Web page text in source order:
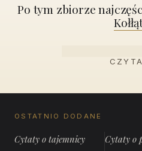
Po tym zbiorze
OSTATNIO DODANE
Cytaty o tajemnicy Cytaty o